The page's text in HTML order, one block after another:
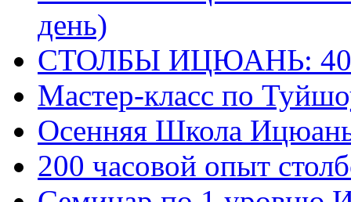
день)
СТОЛБЫ ИЦЮАНЬ:
Мастер-класс по
Осенняя Школа
200 часовой опыт